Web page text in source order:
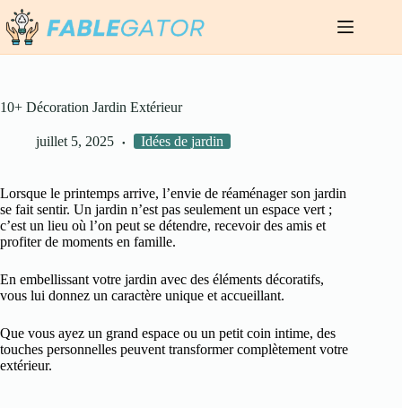
Passer
au
contenu
10+ Décoration Jardin Extérieur
juillet 5, 2025 Idées de jardin
Lorsque le printemps arrive, l’envie de réaménager son jardin
se fait sentir. Un jardin n’est pas seulement un espace vert ;
c’est un lieu où l’on peut se détendre, recevoir des amis et
profiter de moments en famille.
En embellissant votre jardin avec des éléments décoratifs,
vous lui donnez un caractère unique et accueillant.
Que vous ayez un grand espace ou un petit coin intime, des
touches personnelles peuvent transformer complètement votre
extérieur.